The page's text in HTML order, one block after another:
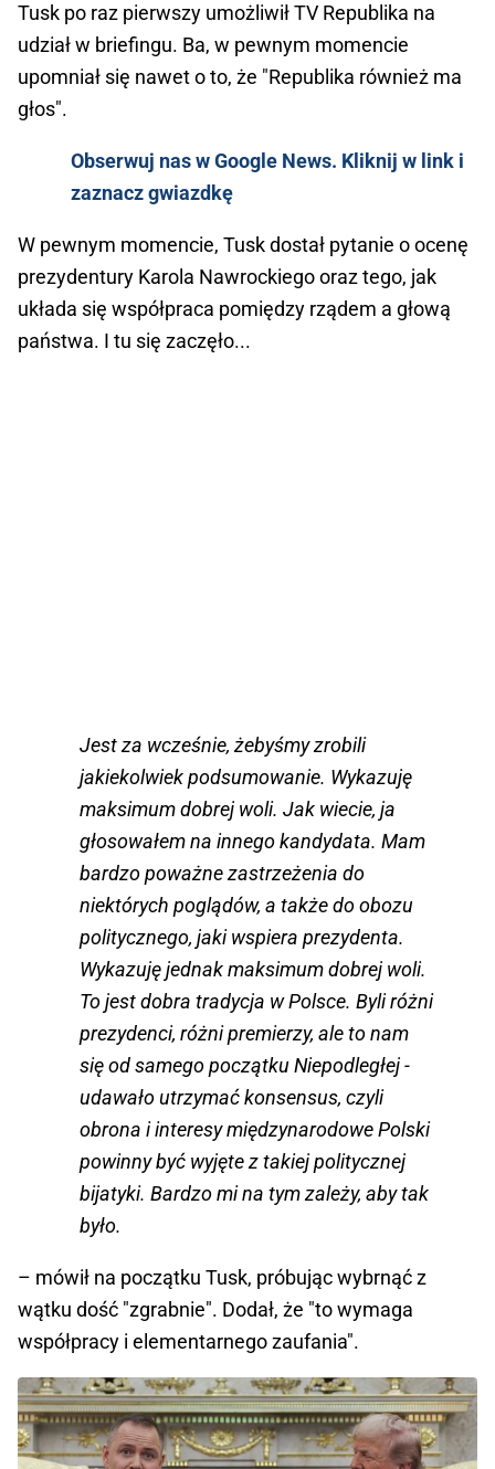
Tusk po raz pierwszy umożliwił TV Republika na
udział w briefingu. Ba, w pewnym momencie
upomniał się nawet o to, że "Republika również ma
głos".
Obserwuj nas w Google News. Kliknij w link i
zaznacz gwiazdkę
W pewnym momencie, Tusk dostał pytanie o ocenę
prezydentury Karola Nawrockiego oraz tego, jak
układa się współpraca pomiędzy rządem a głową
państwa. I tu się zaczęło...
Jest za wcześnie, żebyśmy zrobili
jakiekolwiek podsumowanie. Wykazuję
maksimum dobrej woli. Jak wiecie, ja
głosowałem na innego kandydata. Mam
bardzo poważne zastrzeżenia do
niektórych poglądów, a także do obozu
politycznego, jaki wspiera prezydenta.
Wykazuję jednak maksimum dobrej woli.
To jest dobra tradycja w Polsce. Byli różni
prezydenci, różni premierzy, ale to nam
się od samego początku Niepodległej -
udawało utrzymać konsensus, czyli
obrona i interesy międzynarodowe Polski
powinny być wyjęte z takiej politycznej
bijatyki. Bardzo mi na tym zależy, aby tak
było.
– mówił na początku Tusk, próbując wybrnąć z
wątku dość "zgrabnie". Dodał, że "to wymaga
współpracy i elementarnego zaufania".